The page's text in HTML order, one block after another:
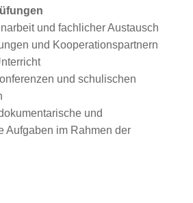
und fachlicher Austausch
und Kooperationspartnern
und schulischen
und
Aufgaben im Rahmen der